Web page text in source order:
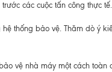
các cuộc tấn công thực tế.
thống bảo vệ. Thăm dò ý
vệ nhà máy một cách